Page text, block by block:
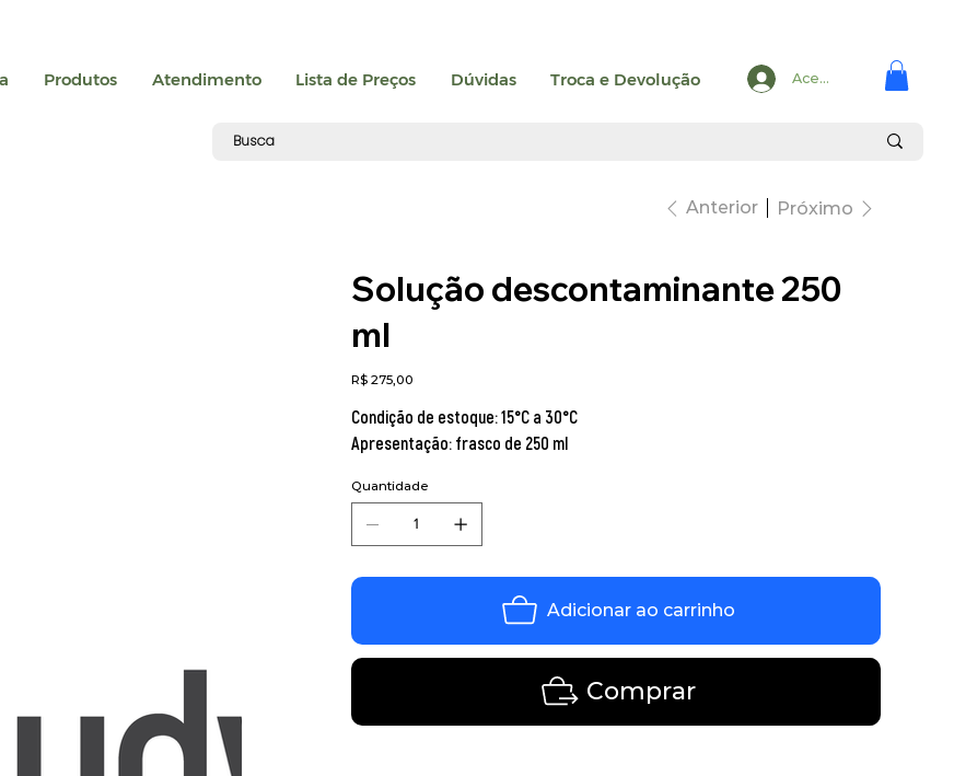
Produtos Atendimento Lista de Preços Dúvidas Troca e Devolução Acesse
Anterior Próximo
Solução descontaminante 250
ml
Preço
R$ 275,00
Condição de estoque: 15°C a 30°C
Apresentação: frasco de 250 ml
Quantidade
Adicionar ao carrinho
Comprar